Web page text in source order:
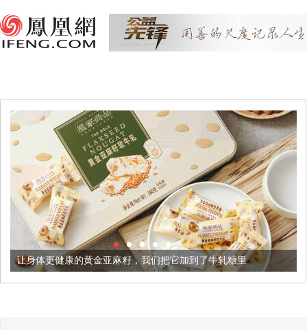
让身体更健康的黄金亚麻籽，我们把它加到了牛轧糖里